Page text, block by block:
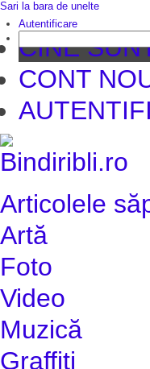
CINE
CONT
Articolele
Artă
Foto
Video
Muzică
Graffiti
Sari la bara de unelte
Autentificare